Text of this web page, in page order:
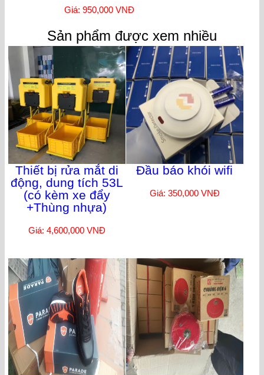
Giá: 950,000 VNĐ
Sản phẩm được xem nhiều
Thiết bị rửa mắt di
động, dung tích 53L
(có kèm xe đẩy
+Thùng nhựa)
Giá: 4,600,000 VNĐ
Đầu báo khói wifi
Giá: 350,000 VNĐ